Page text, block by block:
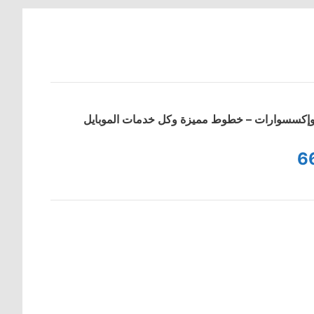
وإكسسوارات – خطوط مميزة وكل خدمات الموبايل